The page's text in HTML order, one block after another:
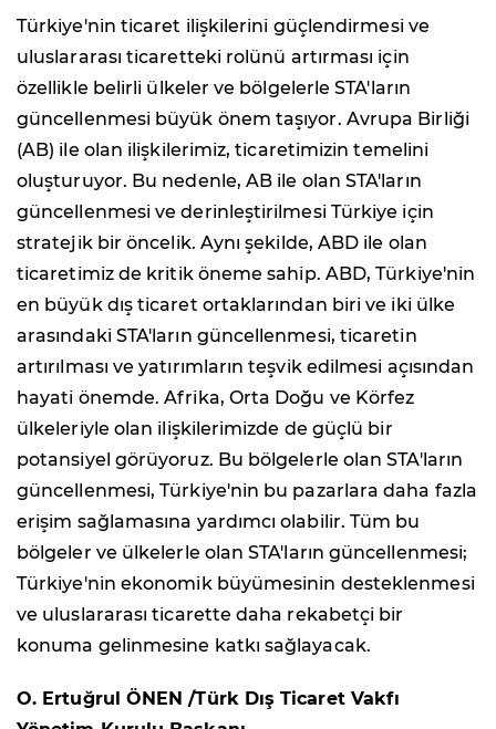
Türkiye'nin ticaret ilişkilerini güçlendirmesi ve
uluslararası ticaretteki rolünü artırması için
özellikle belirli ülkeler ve bölgelerle STA'ların
güncellenmesi büyük önem taşıyor. Avrupa Birliği
(AB) ile olan ilişkilerimiz, ticaretimizin temelini
oluşturuyor. Bu nedenle, AB ile olan STA'ların
güncellenmesi ve derinleştirilmesi Türkiye için
stratejik bir öncelik. Aynı şekilde, ABD ile olan
ticaretimiz de kritik öneme sahip. ABD, Türkiye'nin
en büyük dış ticaret ortaklarından biri ve iki ülke
arasındaki STA'ların güncellenmesi, ticaretin
artırılması ve yatırımların teşvik edilmesi açısından
hayati önemde. Afrika, Orta Doğu ve Körfez
ülkeleriyle olan ilişkilerimizde de güçlü bir
potansiyel görüyoruz. Bu bölgelerle olan STA'ların
güncellenmesi, Türkiye'nin bu pazarlara daha fazla
erişim sağlamasına yardımcı olabilir. Tüm bu
bölgeler ve ülkelerle olan STA'ların güncellenmesi;
Türkiye'nin ekonomik büyümesinin desteklenmesi
ve uluslararası ticarette daha rekabetçi bir
konuma gelinmesine katkı sağlayacak.
O. Ertuğrul ÖNEN /Türk Dış Ticaret Vakfı